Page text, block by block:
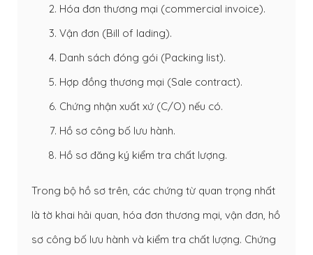
Hóa đơn thương mại (commercial invoice).
Vận đơn (Bill of lading).
Danh sách đóng gói (Packing list).
Hợp đồng thương mại (Sale contract).
Chứng nhận xuất xứ (C/O) nếu có.
Hồ sơ công bố lưu hành.
Hồ sơ đăng ký kiểm tra chất lượng.
Trong bộ hồ sơ trên, các chứng từ quan trọng nhất
là tờ khai hải quan, hóa đơn thương mại, vận đơn, hồ
sơ công bố lưu hành và kiểm tra chất lượng. Chứng